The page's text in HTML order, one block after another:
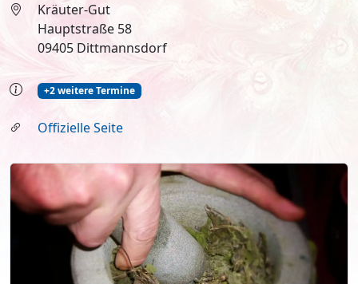
Kräuter-Gut
Hauptstraße 58
09405 Dittmannsdorf
+2 weitere Termine
Offizielle Seite